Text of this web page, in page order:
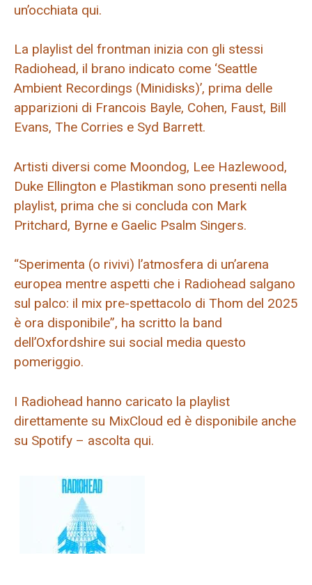
un’occhiata qui.
La playlist del frontman inizia con gli stessi
Radiohead, il brano indicato come ‘Seattle
Ambient Recordings (Minidisks)’, prima delle
apparizioni di Francois Bayle, Cohen, Faust, Bill
Evans, The Corries e Syd Barrett.
Artisti diversi come Moondog, Lee Hazlewood,
Duke Ellington e Plastikman sono presenti nella
playlist, prima che si concluda con Mark
Pritchard, Byrne e Gaelic Psalm Singers.
“Sperimenta (o rivivi) l’atmosfera di un’arena
europea mentre aspetti che i Radiohead salgano
sul palco: il mix pre-spettacolo di Thom del 2025
è ora disponibile”, ha scritto la band
dell’Oxfordshire sui social media questo
pomeriggio.
I Radiohead hanno caricato la playlist
direttamente su MixCloud ed è disponibile anche
su Spotify – ascolta qui.